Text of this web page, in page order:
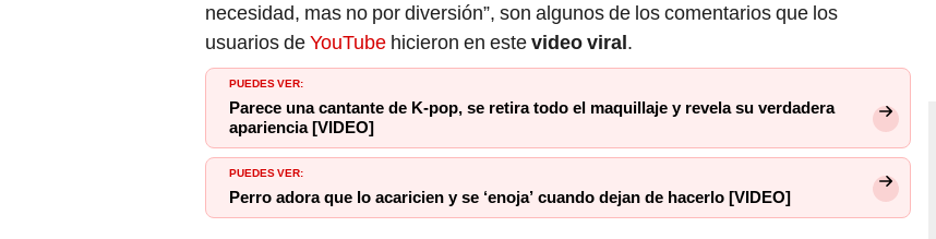
necesidad, mas no por diversión”, son algunos de los comentarios que los
usuarios deYouTube hicieron en estevideo viral.
PUEDES VER:
Parece una cantante de K-pop, se retira todo el maquillaje y revela su verdadera
apariencia [VIDEO]
PUEDES VER:
Perro adora que lo acaricien y se ‘enoja’ cuando dejan de hacerlo [VIDEO]